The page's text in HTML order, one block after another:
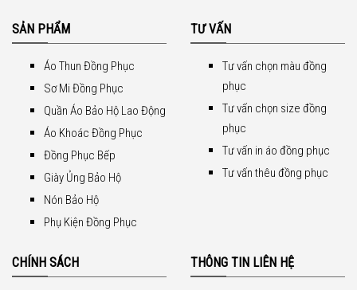
SẢN PHẨM
Áo Thun Đồng Phục
Sơ Mi Đồng Phục
Quần Áo Bảo Hộ Lao Động
Áo Khoác Đồng Phục
Đồng Phục Bếp
Giày Ủng Bảo Hộ
Nón Bảo Hộ
Phụ Kiện Đồng Phục
TƯ VẤN
Tư vấn chọn màu đồng
phục
Tư vấn chọn size đồng
phục
Tư vấn in áo đồng phục
Tư vấn thêu đồng phục
CHÍNH SÁCH THÔNG TIN LIÊN HỆ